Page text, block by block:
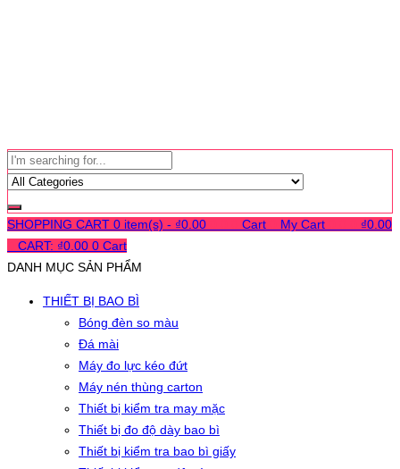
SHOPPING CART 0 item(s) - ₫0.00 Cart My Cart ₫0.00
CART: ₫0.00 0 Cart
DANH MỤC SẢN PHẨM
THIẾT BỊ BAO BÌ
Bóng đèn so màu
Đá mài
Máy đo lực kéo đứt
Máy nén thùng carton
Thiết bị kiểm tra may mặc
Thiết bị đo độ dày bao bì
Thiết bị kiểm tra bao bì giấy